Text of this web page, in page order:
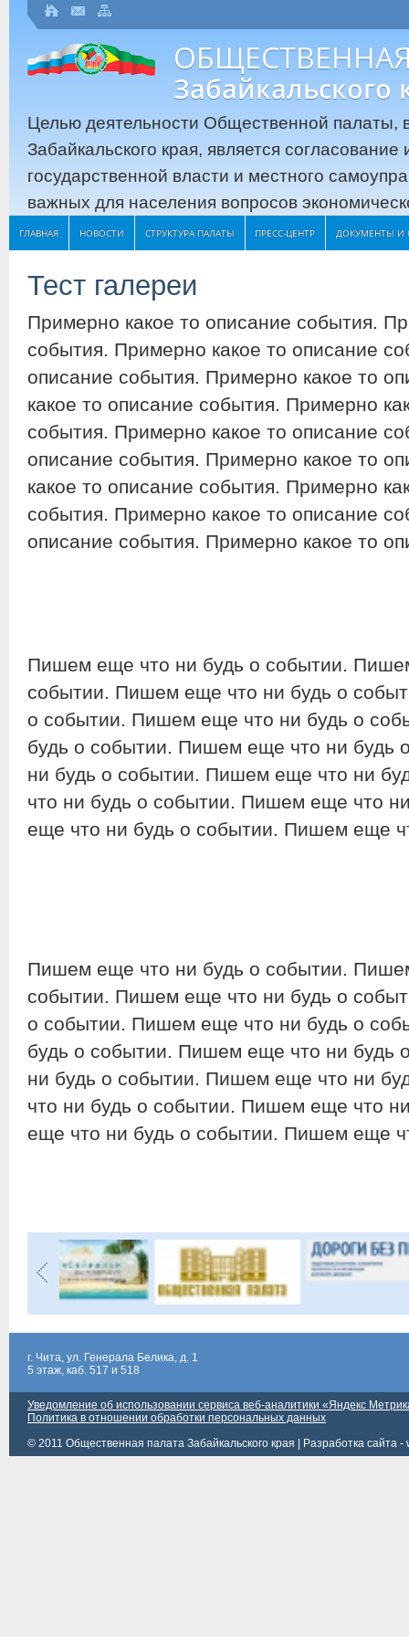
Забайкальского
Целью деятельности Общественной палаты,
Забайкальского края, является
государственной власти и местного
важных для населения вопросов
ГЛАВНАЯ НОВОСТИ СТРУКТУРА ПАЛАТЫ ПРЕСС-ЦЕНТР ДОКУМЕНТЫ И
Тест галереи
Примерно какое то описание события.
события. Примерно какое то описание
описание события. Примерно какое то
какое то описание события. Примерно
события. Примерно какое то описание
описание события. Примерно какое то
какое то описание события. Примерно
события. Примерно какое то описание
описание события. Примерно какое то
Пишем еще что ни будь о событии.
событии. Пишем еще что ни будь о
о событии. Пишем еще что ни будь о
будь о событии. Пишем еще что ни будь
ни будь о событии. Пишем еще что ни
что ни будь о событии. Пишем еще что
еще что ни будь о событии. Пишем еще
Пишем еще что ни будь о событии.
событии. Пишем еще что ни будь о
о событии. Пишем еще что ни будь о
будь о событии. Пишем еще что ни будь
ни будь о событии. Пишем еще что ни
что ни будь о событии. Пишем еще что
еще что ни будь о событии. Пишем еще
г. Чита, ул. Генерала Белика, д. 1
5 этаж, каб. 517 и 518
Уведомление об использовании сервиса веб-аналитики «Яндекс
Политика в отношении обработки персональных данных
© 2011 Общественная палата Забайкальского края |
Разработка сайта -